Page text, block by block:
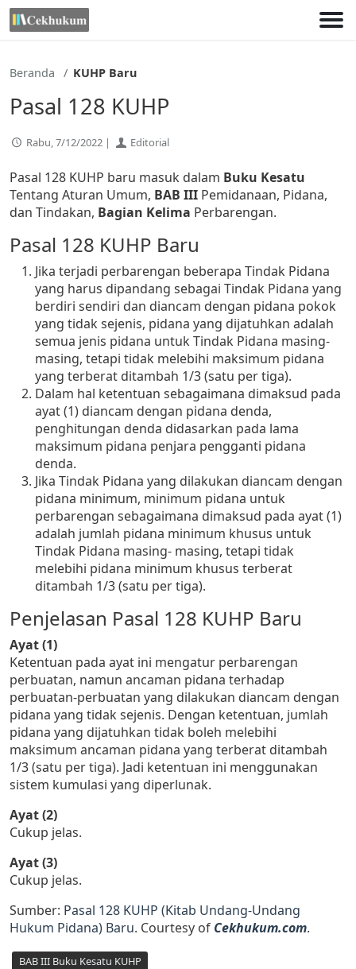
Lewati
ke
Beranda KUHP Baru
Pasal 128 KUHP
Rabu, 7/12/2022 | Editorial
Pasal 128 KUHP baru masuk dalam Buku Kesatu
Tentang Aturan Umum, BAB III Pemidanaan, Pidana,
dan Tindakan, Bagian Kelima Perbarengan.
Pasal 128 KUHP Baru
Jika terjadi perbarengan beberapa Tindak Pidana
yang harus dipandang sebagai Tindak Pidana yang
berdiri sendiri dan diancam dengan pidana pokok
yang tidak sejenis, pidana yang dijatuhkan adalah
semua jenis pidana untuk Tindak Pidana masing-
masing, tetapi tidak melebihi maksimum pidana
yang terberat ditambah 1/3 (satu per tiga).
Dalam hal ketentuan sebagaimana dimaksud pada
ayat (1) diancam dengan pidana denda,
penghitungan denda didasarkan pada lama
maksimum pidana penjara pengganti pidana
denda.
Jika Tindak Pidana yang dilakukan diancam dengan
pidana minimum, minimum pidana untuk
perbarengan sebagaimana dimaksud pada ayat (1)
adalah jumlah pidana minimum khusus untuk
Tindak Pidana masing- masing, tetapi tidak
melebihi pidana minimum khusus terberat
ditambah 1/3 (satu per tiga).
Penjelasan Pasal 128 KUHP Baru
Ayat (1)
Ketentuan pada ayat ini mengatur perbarengan
perbuatan, namun ancaman pidana terhadap
perbuatan-perbuatan yang dilakukan diancam dengan
pidana yang tidak sejenis. Dengan ketentuan, jumlah
pidana yang dijatuhkan tidak boleh melebihi
maksimum ancaman pidana yang terberat ditambah
1/3 (satu per tiga). Jadi ketentuan ini menggunakan
sistem kumulasi yang diperlunak.
Ayat (2)
Cukup jelas.
Ayat (3)
Cukup jelas.
Sumber: Pasal 128 KUHP (Kitab Undang-Undang
Hukum Pidana) Baru. Courtesy of Cekhukum.com.
BAB III Buku Kesatu KUHP